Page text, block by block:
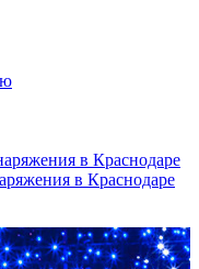
в Краснодаре
в Краснодаре